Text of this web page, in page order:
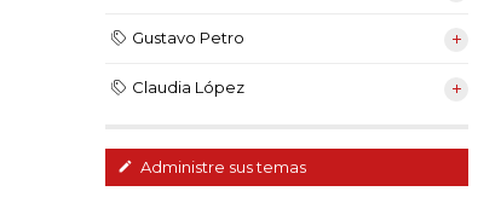
Gustavo Petro
Claudia López
Administre sus temas